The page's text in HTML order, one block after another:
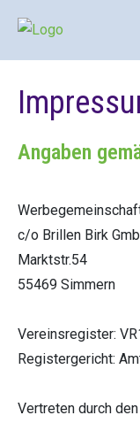
Angaben
c/o Brillen Birk
Marktstr.54
55469 Simmern
Vereinsregister:
Registergericht:
Vertreten durch